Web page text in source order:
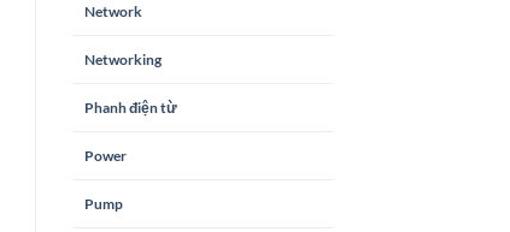
Network
Networking
Phanh điện từ
Power
Pump